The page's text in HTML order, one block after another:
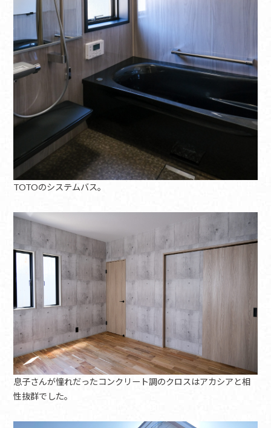
TOTOのシステムバス。
息子さんが憧れだったコンクリート調のクロスはアカシアと相
性抜群でした。